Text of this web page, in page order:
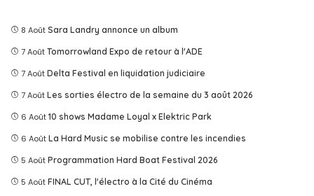
8 Août Sara Landry annonce un album
7 Août Tomorrowland Expo de retour à l'ADE
7 Août Delta Festival en liquidation judiciaire
7 Août Les sorties électro de la semaine du 3 août 2026
6 Août 10 shows Madame Loyal x Elektric Park
6 Août La Hard Music se mobilise contre les incendies
5 Août Programmation Hard Boat Festival 2026
5 Août FINAL CUT, l'électro à la Cité du Cinéma